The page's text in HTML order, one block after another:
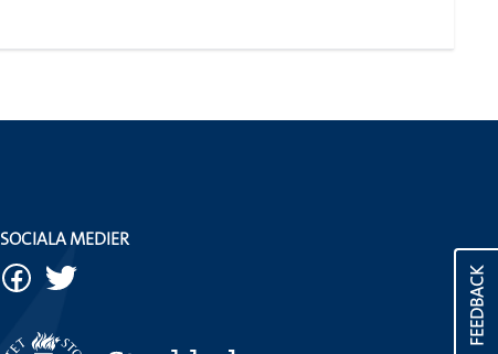
FEEDBACK
SOCIALA MEDIER